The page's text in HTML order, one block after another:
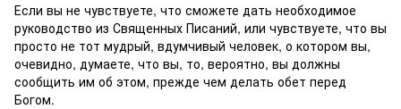
Если вы не чувствуете, что сможете дать необходимое
руководство из Священных Писаний, или чувствуете, что вы
просто не тот мудрый, вдумчивый человек, о котором вы,
очевидно, думаете, что вы, то, вероятно, вы должны
сообщить им об этом, прежде чем делать обет перед
Богом.